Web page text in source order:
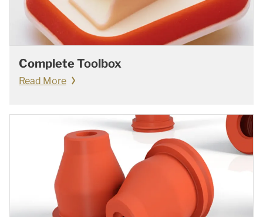
Complete Toolbox
Read More